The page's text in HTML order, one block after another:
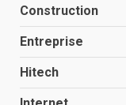
Construction
Entreprise
Hitech